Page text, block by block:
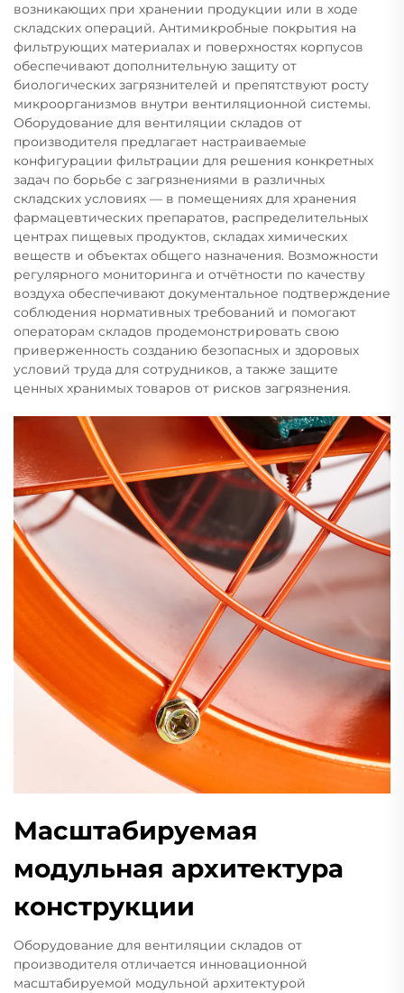
возникающих при хранении продукции или в ходе
складских операций. Антимикробные покрытия на
фильтрующих материалах и поверхностях корпусов
обеспечивают дополнительную защиту от
биологических загрязнителей и препятствуют росту
микроорганизмов внутри вентиляционной системы.
Оборудование для вентиляции складов от
производителя предлагает настраиваемые
конфигурации фильтрации для решения конкретных
задач по борьбе с загрязнениями в различных
складских условиях — в помещениях для хранения
фармацевтических препаратов, распределительных
центрах пищевых продуктов, складах химических
веществ и объектах общего назначения. Возможности
регулярного мониторинга и отчётности по качеству
воздуха обеспечивают документальное подтверждение
соблюдения нормативных требований и помогают
операторам складов продемонстрировать свою
приверженность созданию безопасных и здоровых
условий труда для сотрудников, а также защите
ценных хранимых товаров от рисков загрязнения.
Масштабируемая
модульная архитектура
конструкции
Оборудование для вентиляции складов от
производителя отличается инновационной
масштабируемой модульной архитектурой